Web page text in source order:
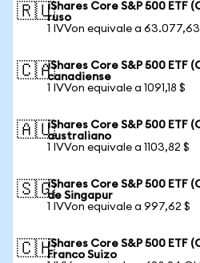
🇷🇺iShares Core S&P 500 ETF
ruso
1 IVVon equivale a
🇨🇦iShares Core S&P 500 ETF
canadiense
1 IVVon equivale a 1091,18 $
🇦🇺iShares Core S&P 500 ETF
australiano
1 IVVon equivale a 1103,82 $
🇸🇬iShares Core S&P 500 ETF
de Singapur
1 IVVon equivale a 997,62 $
🇨🇭iShares Core S&P 500 ETF
Franco Suizo